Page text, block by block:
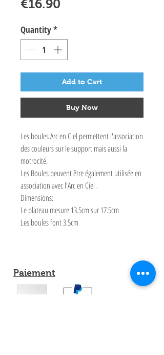
€16.90
Quantity*
Add to Cart
Buy Now
Les boules Arc en Ciel permettent l'association
des couleurs sur le support mais aussi la
motrocité.
Les Boules peuvent être également utilisée en
association avec l'Arc en Ciel .
Dimensions:
Le plateau mesure 13.5cm sur 17.5cm
Les boules font 3.5cm
Paiement